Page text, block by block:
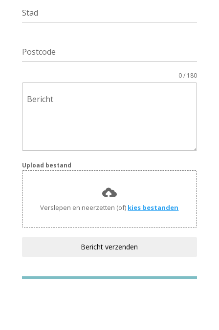
Stad
Postcode
Bericht
0 / 180
Upload bestand
Verslepen en neerzetten (of) kies bestanden
Bericht verzenden